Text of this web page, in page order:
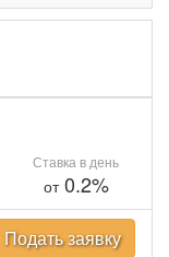
Ставка в день
от0.2%
Подать заявку